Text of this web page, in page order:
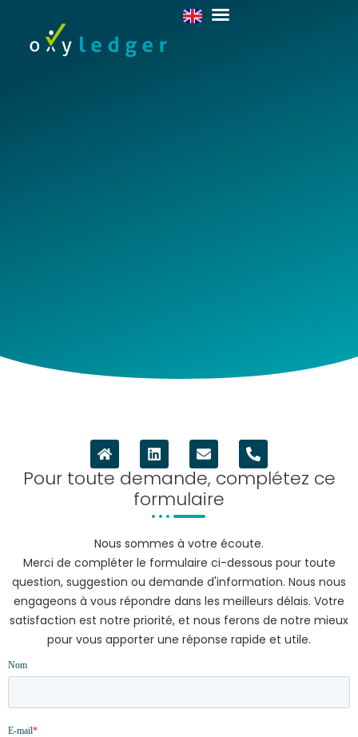
Pour toute demande, complétez ce
formulaire
Nous sommes à votre écoute.
Merci de compléter le formulaire ci-dessous pour toute
question, suggestion ou demande d'information. Nous nous
engageons à vous répondre dans les meilleurs délais. Votre
satisfaction est notre priorité, et nous ferons de notre mieux
pour vous apporter une réponse rapide et utile.